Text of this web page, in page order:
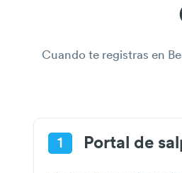
Cuando te registras en
1 Portal de